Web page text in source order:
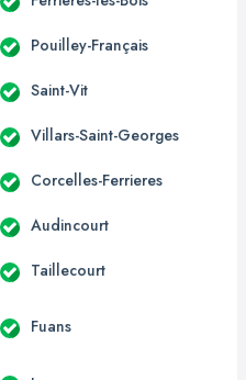
Pouilley-Français
Saint-Vit
Villars-Saint-Georges
Corcelles-Ferrieres
Audincourt
Taillecourt
Fuans